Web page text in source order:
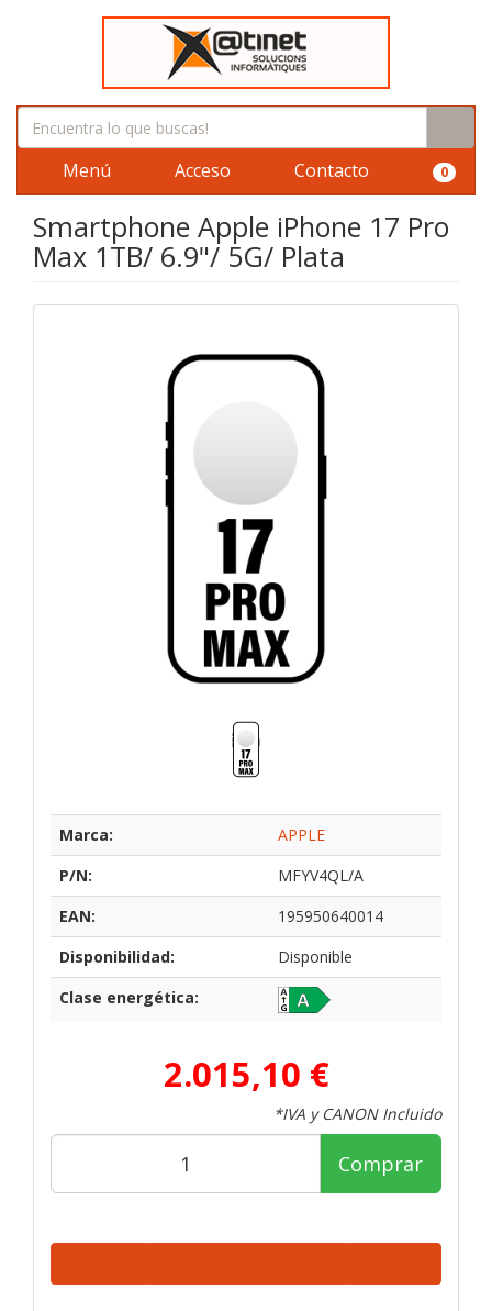
Menú Acceso Contacto 0
Smartphone Apple iPhone 17 Pro
Max 1TB/ 6.9"/ 5G/ Plata
Marca:
APPLE
P/N:
MFYV4QL/A
EAN:
195950640014
Disponibilidad:
Disponible
Clase energética:
2.015,10 €
*IVA y CANON Incluido
Comprar